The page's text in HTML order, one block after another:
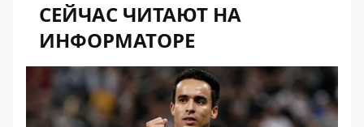
СЕЙЧАС ЧИТАЮТ НА
ИНФОРМАТОРЕ